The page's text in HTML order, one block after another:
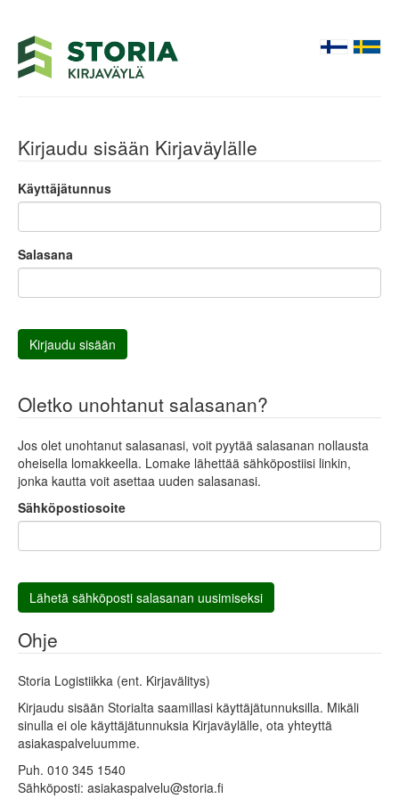
Kirjaudu sisään Kirjaväylälle
Käyttäjätunnus
Salasana
Kirjaudu sisään
Oletko unohtanut salasanan?
Jos olet unohtanut salasanasi, voit pyytää salasanan nollausta
oheisella lomakkeella. Lomake lähettää sähköpostiisi linkin,
jonka kautta voit asettaa uuden salasanasi.
Sähköpostiosoite
Lähetä sähköposti salasanan uusimiseksi
Ohje
Storia Logistiikka (ent. Kirjavälitys)
Kirjaudu sisään Storialta saamillasi käyttäjätunnuksilla. Mikäli
sinulla ei ole käyttäjätunnuksia Kirjaväylälle, ota yhteyttä
asiakaspalveluumme.
Puh. 010 345 1540
Sähköposti: asiakaspalvelu@storia.fi